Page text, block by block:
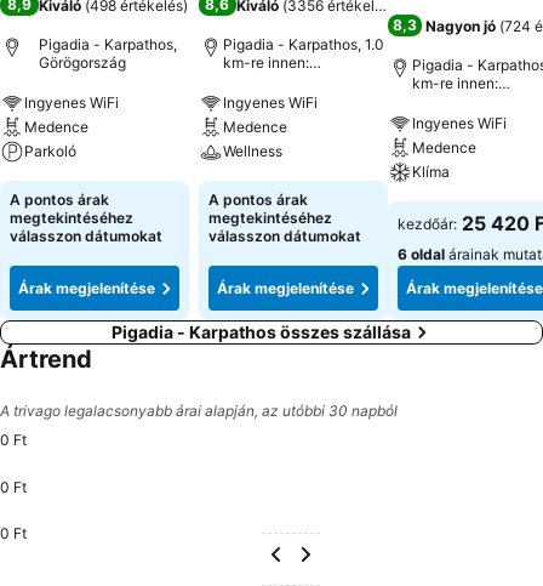
8,9 Kiváló (498 értékelés)
Pigadia - Karpathos,
Görögország
Ingyenes WiFi
Medence
Parkoló
A pontos árak
megtekintéséhez
válasszon dátumokat
Árak megjelenítése
8,6 Kiváló (3356 értékelés
Pigadia - Karpathos, 1.0
km-re innen:
Ingyenes WiFi
Medence
Wellness
A pontos árak
megtekintéséhez
válasszon dátumokat
Árak megjelenítése
8,3 Nagyon jó (724
Pigadia -
km-re innen:
Ingyenes WiFi
Medence
Klíma
kezdőár: 25 420
6 oldal árainak
Árak megjelenítése
Pigadia - Karpathos összes szállása
Ártrend
A trivago legalacsonyabb árai alapján, az utóbbi 30 napból
0 Ft
0 Ft
0 Ft